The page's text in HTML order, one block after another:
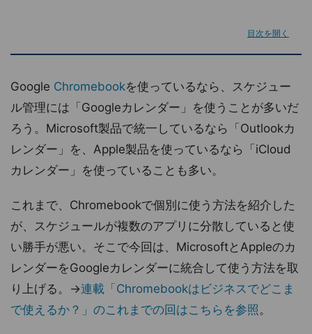
目次を開く
Google Chromebookを使っているなら、スケジュー
ル管理には「Googleカレンダー」を使うことが多いだ
ろう。Microsoft製品で統一しているなら「Outlookカ
レンダー」を、Apple製品を使っているなら「iCloud
カレンダー」を使っていることも多い。
これまで、Chromebookで個別に使う方法を紹介した
が、スケジュールが複数のアプリに分散していると使
い勝手が悪い。そこで今回は、MicrosoftとAppleのカ
レンダーをGoogleカレンダーに統合して使う方法を取
り上げる。→連載「Chromebookはビジネスでどこま
で使えるか？」のこれまでの回はこちらを参照。